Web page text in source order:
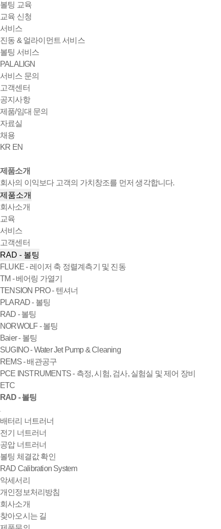
볼팅 교육
교육 신청
서비스
진동 & 얼라이먼트 서비스
볼팅 서비스
PALALIGN
서비스 문의
고객센터
공지사항
제품/임대 문의
자료실
채용
KR EN
제품소개
회사의 이익보다 고객의 가치창조를 먼저 생각합니다.
제품소개
회사소개
교육
서비스
고객센터
RAD - 볼팅
FLUKE - 레이저 축 정렬계측기 및 진동
TM - 베어링 가열기
TENSION PRO - 텐셔너
PLARAD - 볼팅
RAD - 볼팅
NORWOLF - 볼팅
Baier - 볼팅
SUGINO - Water Jet Pump & Cleaning
REMS - 배관공구
PCE INSTRUMENTS - 측정, 시험, 검사, 실험실 및 제어 장비
ETC
RAD - 볼팅
배터리 너트러너
전기 너트러너
공압 너트러너
볼팅 체결값 확인
RAD Calibration System
악세서리
개인정보처리방침
회사소개
찾아오시는 길